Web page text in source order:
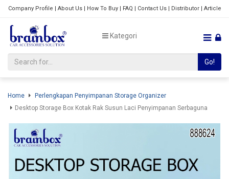
Company Profile | About Us| How To Buy| FAQ | Contact Us| Distributor| Article
Kategori
Go!
Home
Perlengkapan Penyimpanan Storage Organizer
Desktop Storage Box Kotak Rak Susun Laci Penyimpanan Serbaguna